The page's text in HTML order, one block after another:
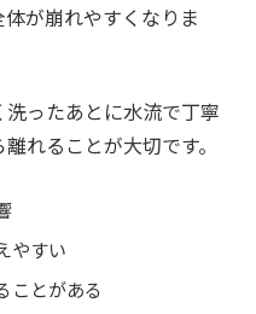
が崩れやすくなりま
ったあとに水流で丁寧
れることが大切です。
やすい
ことがある